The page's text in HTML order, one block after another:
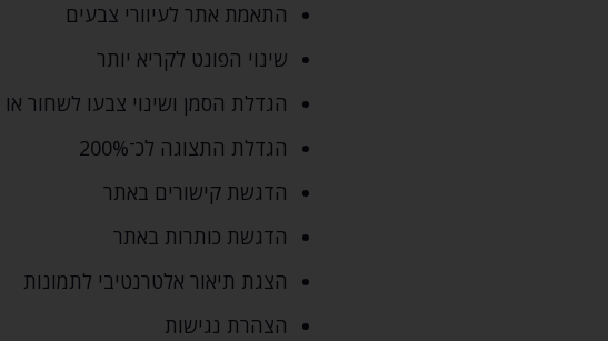
התאמת אתר לעיוורי צבעים
שינוי הפונט לקריא יותר
הגדלת הסמן ושינוי צבעו לשחור או
הגדלת התצוגה לכ־200%
הדגשת קישורים באתר
הדגשת כותרות באתר
הצגת תיאור אלטרנטיבי לתמונות
הצהרת נגישות